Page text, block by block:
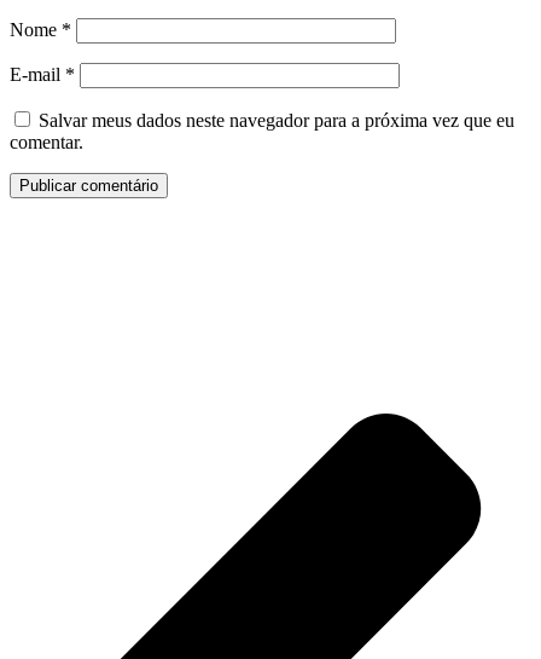
Nome *
E-mail *
Salvar meus dados neste navegador para a próxima vez que eu
comentar.